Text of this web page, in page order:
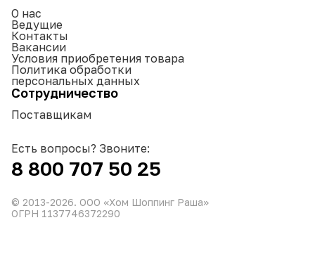
О нас
Ведущие
Контакты
Вакансии
Условия приобретения товара
Политика обработки
персональных данных
Сотрудничество
Поставщикам
Есть вопросы? Звоните:
8 800 707 50 25
© 2013-2026. ООО «Хом Шоппинг Раша»
ОГРН 1137746372290